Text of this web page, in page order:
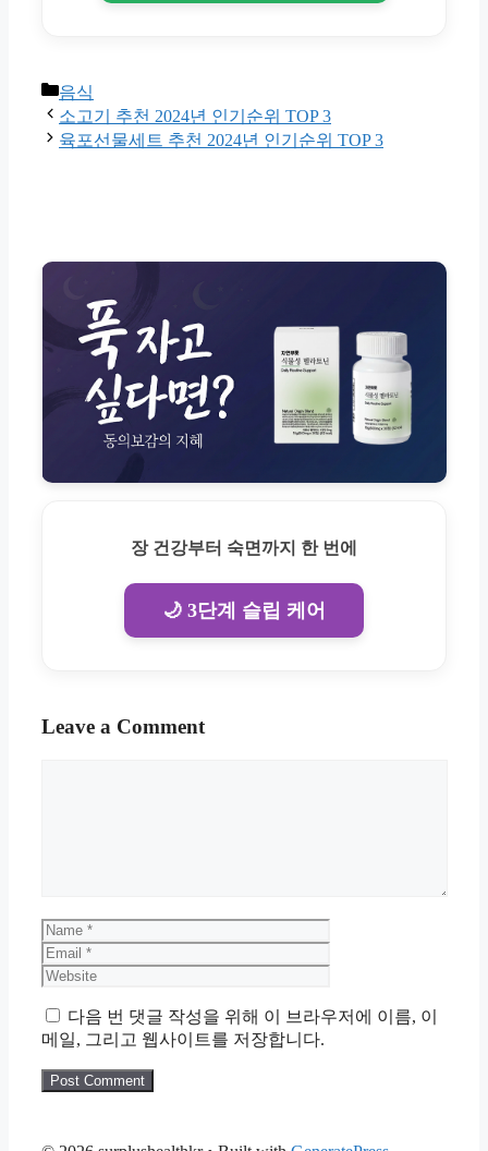
Categories
음식
소고기 추천 2024년 인기순위 TOP 3
육포선물세트 추천 2024년 인기순위 TOP 3
장 건강부터 숙면까지 한 번에
🌙 3단계 슬립 케어
Leave a Comment
Name
다음 번 댓글 작성을 위해 이 브라우저에 이름, 이
메일, 그리고 웹사이트를 저장합니다.